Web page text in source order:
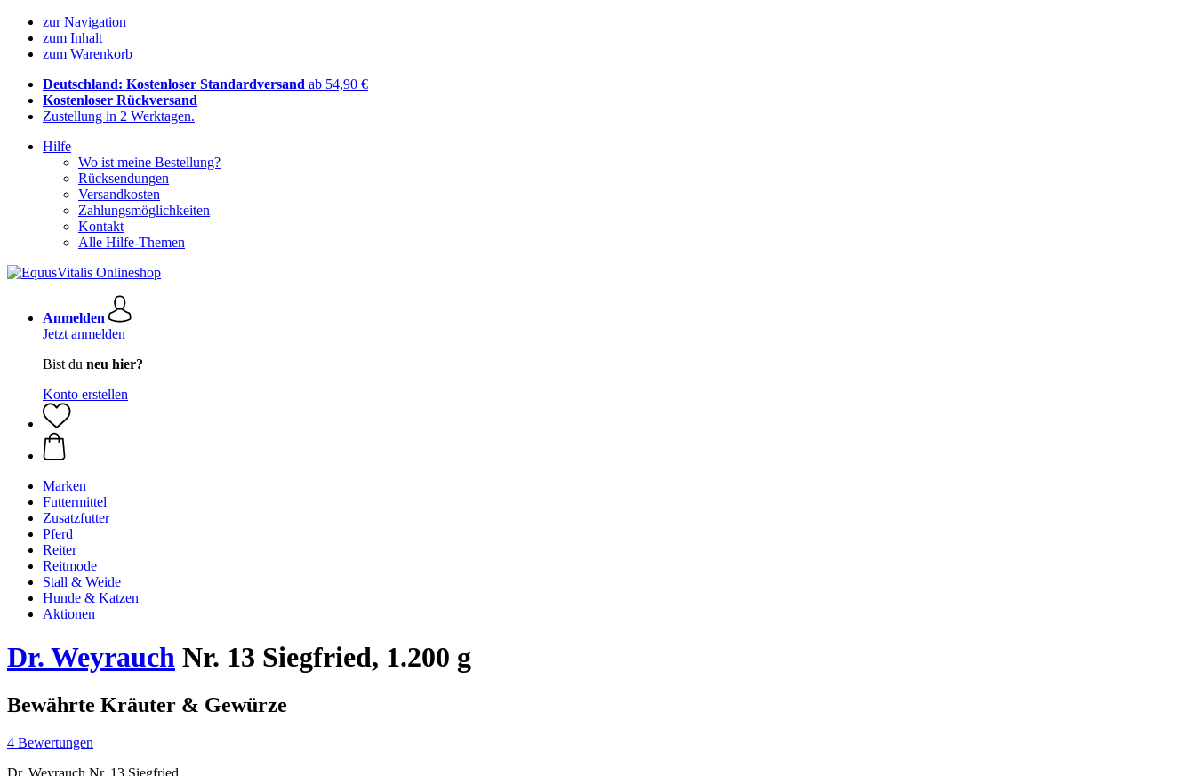
zur Navigation
zum Inhalt
zum Warenkorb
Deutschland: Kostenloser Standardversand ab 54,90 €
Kostenloser Rückversand
Zustellung in 2 Werktagen.
Hilfe
Wo ist meine Bestellung?
Rücksendungen
Versandkosten
Zahlungsmöglichkeiten
Kontakt
Alle Hilfe-Themen
Anmelden
Jetzt anmelden
Bist du neu hier?
Konto erstellen
Marken
Futtermittel
Zusatzfutter
Pferd
Reiter
Reitmode
Stall & Weide
Hunde & Katzen
Aktionen
Dr. Weyrauch Nr. 13 Siegfried, 1.200 g
Bewährte Kräuter & Gewürze
4 Bewertungen
Dr. Weyrauch Nr. 13 Siegfried